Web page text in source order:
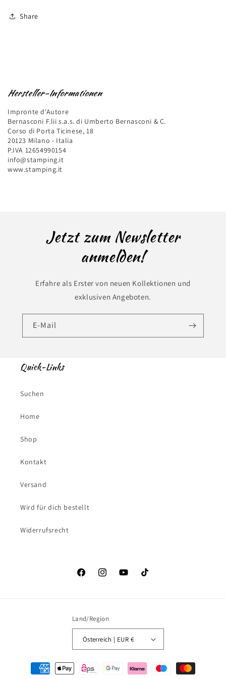
Share
Hersteller-Informationen
Impronte d'Autore
Bernasconi F.lii s.a.s. di Umberto Bernasconi & C.
Corso di Porta Ticinese, 18
20123 Milano - Italia
P.IVA 12654990154
info@stamping.it
www.stamping.it
Jetzt zum Newsletter
anmelden!
Erfahre als Erster von neuen Kollektionen und
exklusiven Angeboten.
E-Mail
Quick-Links
Suchen
Home
Shop
Kontakt
Versand
Wird für dich bestellt
Widerrufsrecht
FacebookInstagramYouTubeTikTok
Land/Region
Österreich | EUR €
Zahlungsmethoden